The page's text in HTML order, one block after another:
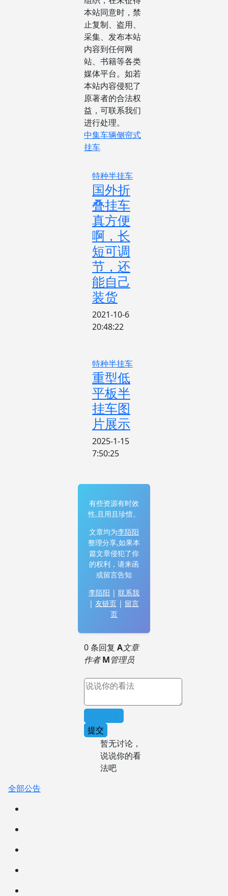
本站同意时，禁
止复制、盗用、
采集、发布本站
内容到任何网
站、书籍等各类
媒体平台。如若
本站内容侵犯了
原著者的合法权
益，可联系我们
进行处理。
中集车辆侧帘式
挂车
特种半挂车
国外折
叠挂车
真方便
啊，长
短可调
节，还
能自己
装货
2021-10-6
20:48:22
特种半挂车
重型低
平板半
挂车图
片展示
2025-1-15
7:50:25
有些资源有时效
性,且用且珍惜。
文章均为李陌阳
整理分享,如果本
篇文章侵犯了你
的权利，请来函
或留言告知
李陌阳 | 联系我
| 友链页 | 留言
页
0 条回复 A文章
作者 M管理员
提交
暂无讨论，
说说你的看
法吧
全部公告